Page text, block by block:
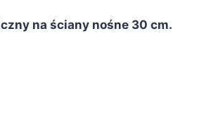
na ściany nośne 30 cm.